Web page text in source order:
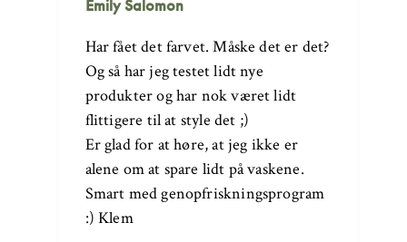
Emily Salomon
Har fået det farvet. Måske det er det?
Og så har jeg testet lidt nye
produkter og har nok været lidt
flittigere til at style det ;)
Er glad for at høre, at jeg ikke er
alene om at spare lidt på vaskene.
Smart med genopfriskningsprogram
:) Klem